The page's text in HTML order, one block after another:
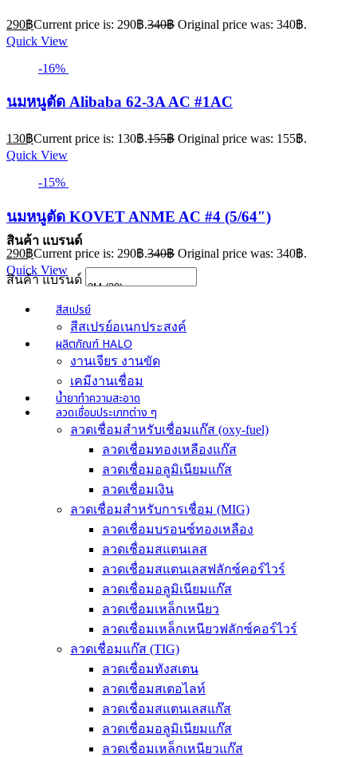
290฿Current price is: 290฿.340฿ Original price was: 340฿.
Quick View
-16%
นมหนูตัด Alibaba 62-3A AC #1AC
130฿Current price is: 130฿.155฿ Original price was: 155฿.
Quick View
-15%
นมหนูตัด KOVET ANME AC #4 (5/64″)
290฿Current price is: 290฿.340฿ Original price was: 340฿.
Quick View
สินค้า แบรนด์
สินค้า แบรนด์
สีสเปรย์
สีสเปรย์อเนกประสงค์
ผลิตภัณฑ์ HALO
งานเจียร งานขัด
เคมีงานเชื่อม
น้ำยาทำความสะอาด
ลวดเชื่อมประเภทต่าง ๆ
ลวดเชื่อมสำหรับเชื่อมแก๊ส (oxy-fuel)
ลวดเชื่อมทองเหลืองแก๊ส
ลวดเชื่อมอลูมิเนียมแก๊ส
ลวดเชื่อมเงิน
ลวดเชื่อมสำหรับการเชื่อม (MIG)
ลวดเชื่อมบรอนซ์ทองเหลือง
ลวดเชื่อมสแตนเลส
ลวดเชื่อมสแตนเลสฟลักซ์คอร์ไวร์
ลวดเชื่อมอลูมิเนียมแก๊ส
ลวดเชื่อมเหล็กเหนียว
ลวดเชื่อมเหล็กเหนียวฟลักซ์คอร์ไวร์
ลวดเชื่อมแก๊ส (TIG)
ลวดเชื่อมทังสเตน
ลวดเชื่อมสเตอไลท์
ลวดเชื่อมสแตนเลสแก๊ส
ลวดเชื่อมอลูมิเนียมแก๊ส
ลวดเชื่อมเหล็กเหนียวแก๊ส